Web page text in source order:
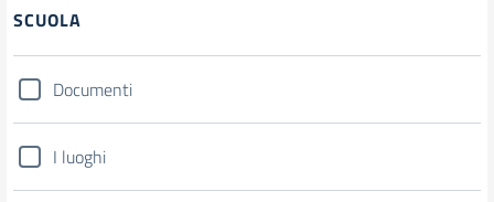
Filtri
SCUOLA
Documenti
I luoghi